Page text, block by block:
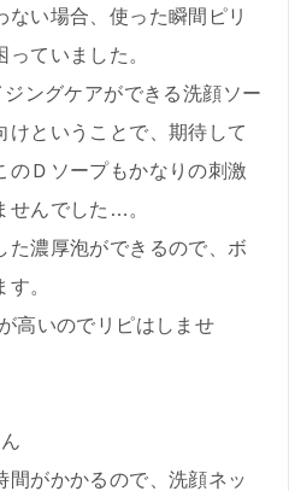
い場合、使った瞬間ピリ
ていました。
ングケアができる洗顔ソー
けということで、期待して
のＤソープもかなりの刺激
せんでした…。
た濃厚泡ができるので、ボ
。
高いのでリピはしませ
間がかかるので、洗顔ネッ